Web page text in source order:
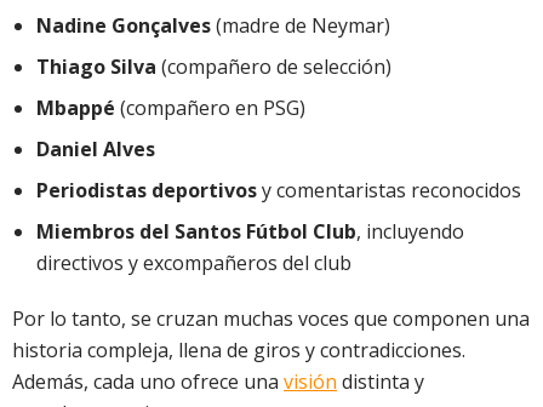
Nadine Gonçalves(madre de Neymar)
Thiago Silva (compañero de selección)
Mbappé (compañero en PSG)
Daniel Alves
Periodistas deportivosy comentaristas reconocidos
Miembros del Santos Fútbol Club, incluyendo
directivos y excompañeros del club
Por lo tanto, se cruzan muchas voces que componen una
historia compleja, llena de giros y contradicciones.
Además, cada uno ofrece una visión distinta y